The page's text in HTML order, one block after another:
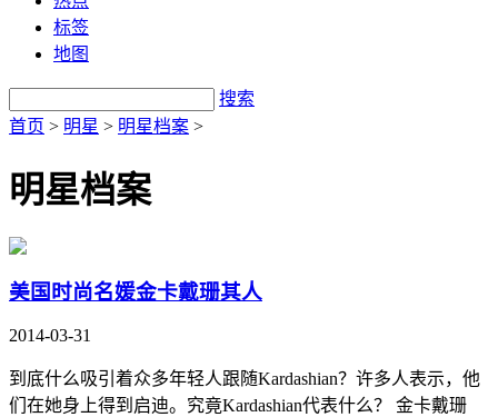
标签
地图
搜索
首页 > 明星 > 明星档案 >
明星档案
美国时尚名媛金卡戴珊其人
2014-03-31
到底什么吸引着众多年轻人跟随Kardashian？许多人表示，他
们在她身上得到启迪。究竟Kardashian代表什么？ 金卡戴珊